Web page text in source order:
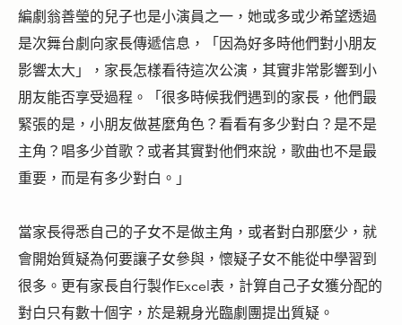
編劇翁善瑩的兒子也是小演員之一，她或多或少希望透過
是次舞台劇向家長傳遞信息，
「因為好多時他們對小朋友
影響太大」，家長怎樣看待這次公演，其實非常影響到小
朋友能否享受過程。「很多時候我們遇到的家長，他們最
緊張的是，小朋友做甚麼角色？看看有多少對白？是不是
主角？唱多少首歌？或者其實對他們來說，歌曲也不是最
重要，而是有多少對白。」
當家長得悉自己的子女不是做主角，或者對白那麼少，就
會開始質疑為何要讓子女參與，懷疑子女不能從中學習到
很多。更有家長自行製作Excel表，計算自己子女獲分配的
對白只有數十個字，於是親身光臨劇團提出質疑。